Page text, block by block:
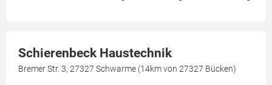
Schierenbeck Haustechnik
Bremer Str. 3, 27327 Schwarme (14km von 27327 Bücken)